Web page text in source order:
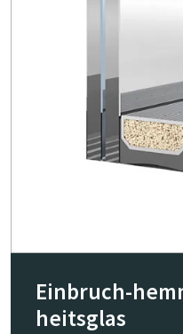
Ein­bruch-
heits­glas